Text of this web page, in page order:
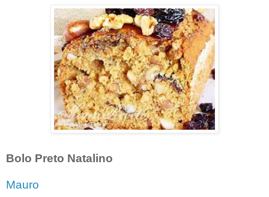
Bolo Preto Natalino
Mauro